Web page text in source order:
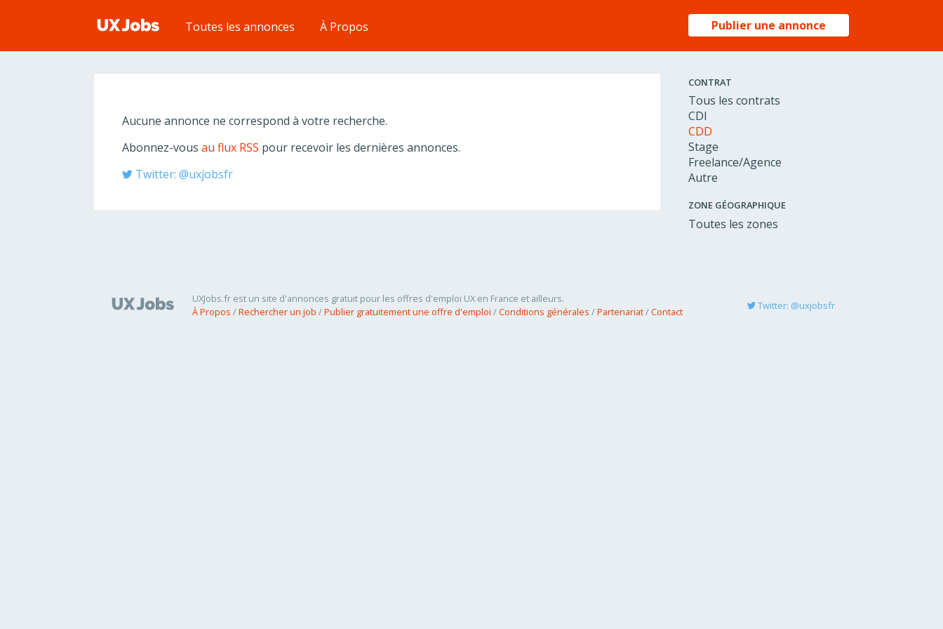
Toutes les annonces À Propos Publier une annonce
CONTRAT
Tous les contrats
CDI
CDD
Stage
Freelance/Agence
Autre
ZONE GÉOGRAPHIQUE
Toutes les zones
Aucune annonce ne correspond à votre recherche.
Abonnez-vousau flux RSS pour recevoir les dernières annonces.
Twitter: @uxjobsfr
UXJobs.fr est un site d'annonces gratuit pour les offres d'emploi UX en France et ailleurs.
À Propos /Rechercher un job /Publier gratuitement une offre d'emploi /Conditions générales /Partenariat/Contact
Twitter: @uxjobsfr